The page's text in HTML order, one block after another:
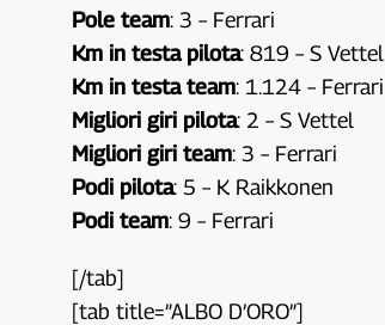
Pole team: 3 – Ferrari
Km in testa pilota: 819 – S Vettel
Km in testa team: 1.124 – Ferrari
Migliori giri pilota: 2 – S Vettel
Migliori giri team: 3 – Ferrari
Podi pilota: 5 – K Raikkonen
Podi team: 9 – Ferrari
[/tab]
[tab title=”ALBO D’ORO”]